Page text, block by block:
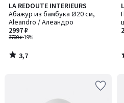
LA REDOUTE INTERIEURS
Абажур из бамбука Ø20 см,
Aleandro / Алеандро
3700 ₽-19%
2997 ₽
3,7
/ 5
3,7
/
/